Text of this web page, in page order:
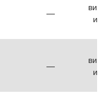
—
и
—
и